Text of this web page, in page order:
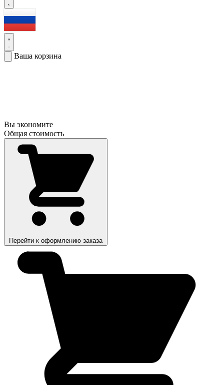
Ваша корзина
Вы экономите
Общая стоимость
Перейти к оформлению заказа